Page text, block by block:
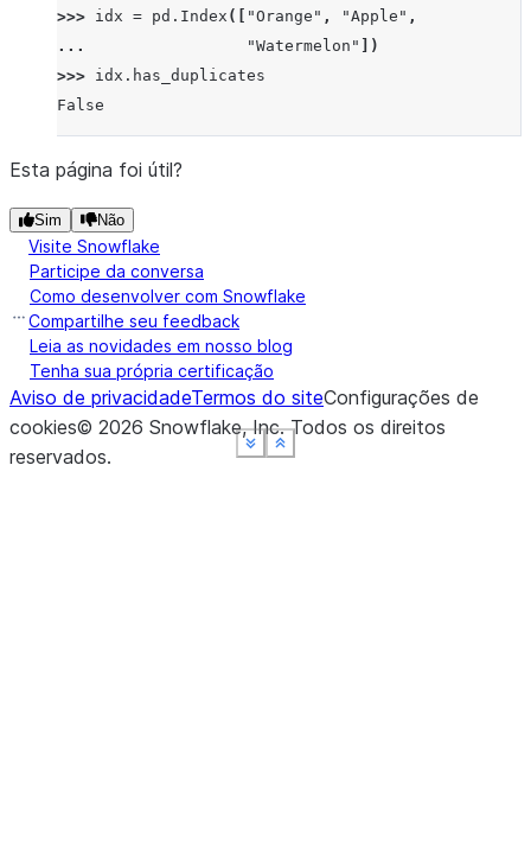
Show less
See moreShow less
See moreShow less
See more
>>> idx = pd . Index ([ "Orange" , "Apple" ,
...
"Watermelon"
])
>>> idx . has_duplicates
False
Show less
See more
Esta página foi útil?
Sim Não
Visite Snowflake
Participe da conversa
Como desenvolver com Snowflake
Compartilhe seu feedback
Leia as novidades em nosso blog
Tenha sua própria certificação
Aviso de privacidadeTermos do siteConfigurações de
cookies© 2026 Snowflake, Inc.Todos os direitos
reservados.